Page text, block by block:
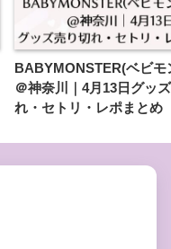
BABYMONSTER(ベビモ
＠神奈川｜4月13日グッ
れ・セトリ・レポまとめ